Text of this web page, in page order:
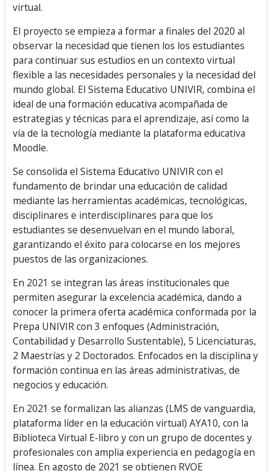
virtual.
El proyecto se empieza a formar a finales del 2020 al
observar la necesidad que tienen los los estudiantes
para continuar sus estudios en un contexto virtual
flexible a las necesidades personales y la necesidad del
mundo global. El Sistema Educativo UNIVIR, combina el
ideal de una formación educativa acompañada de
estrategias y técnicas para el aprendizaje, así como la
vía de la tecnología mediante la plataforma educativa
Moodle.
Se consolida el Sistema Educativo UNIVIR con el
fundamento de brindar una educación de calidad
mediante las herramientas académicas, tecnológicas,
disciplinares e interdisciplinares para que los
estudiantes se desenvuelvan en el mundo laboral,
garantizando el éxito para colocarse en los mejores
puestos de las organizaciones.
En 2021 se integran las áreas institucionales que
permiten asegurar la excelencia académica, dando a
conocer la primera oferta académica conformada por la
Prepa UNIVIR con 3 enfoques (Administración,
Contabilidad y Desarrollo Sustentable), 5 Licenciaturas,
2 Maestrías y 2 Doctorados. Enfocados en la disciplina y
formación continua en las áreas administrativas, de
negocios y educación.
En 2021 se formalizan las alianzas (LMS de vanguardia,
plataforma líder en la educación virtual) AYA10, con la
Biblioteca Virtual E-libro y con un grupo de docentes y
profesionales con amplia experiencia en pedagogía en
línea. En agosto de 2021 se obtienen RVOE